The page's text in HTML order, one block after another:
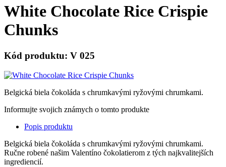
White Chocolate Rice Crispie
Chunks
Kód produktu: V 025
Belgická biela čokoláda s chrumkavými ryžovými chrumkami.
Informujte svojich známych o tomto produkte
Popis produktu
Belgická biela čokoláda s chrumkavými ryžovými chrumkami.
Ručne robené našim Valentíno čokolatierom z tých najkvalitejších
ingrediencií.